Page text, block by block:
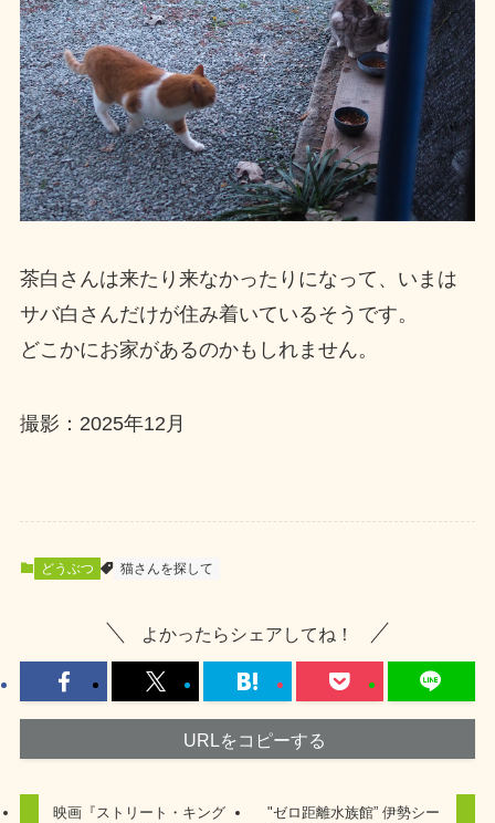
茶白さんは来たり来なかったりになって、いまは
サバ白さんだけが住み着いているそうです。
どこかにお家があるのかもしれません。
撮影：2025年12月
どうぶつ 猫さんを探して
よかったらシェアしてね！
URLをコピーする
映画『ストリート・キング
"ゼロ距離水族館” 伊勢シー